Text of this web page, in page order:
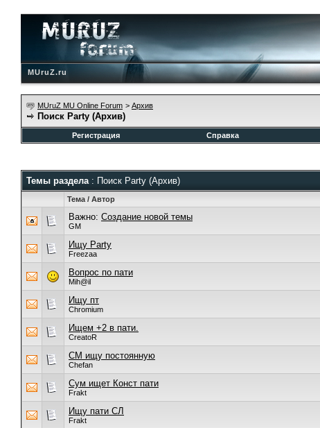
MUruZ.ru
MUruZ MU Online Forum > Архив
Поиск Party (Архив)
Регистрация
Справка
Темы раздела: Поиск Party (Архив)
Тема / Автор
Важно: Создание новой темы
GM
Ищу Party
Freezaa
Вопрос по пати
Mih@il
Ищу пт
Chromium
Ищем +2 в пати.
CreatoR
СM ищу постоянную
Chefan
Сум ищет Конст пати
Frakt
Ищу пати СЛ
Frakt